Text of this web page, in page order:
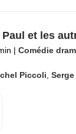
et les
| Comédie
Piccoli